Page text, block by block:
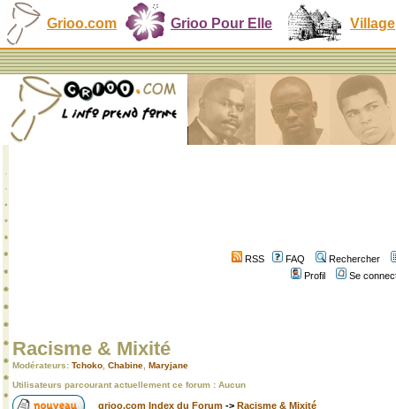
Grioo.com Grioo Pour Elle Village
RSS FAQ
Rechercher
Profil
Se
Racisme & Mixité
Modérateurs: Tchoko Chabine Maryjane
Utilisateurs parcourant actuellement ce forum : Aucun
grioo.com Index du Forum -> Racisme & Mixité